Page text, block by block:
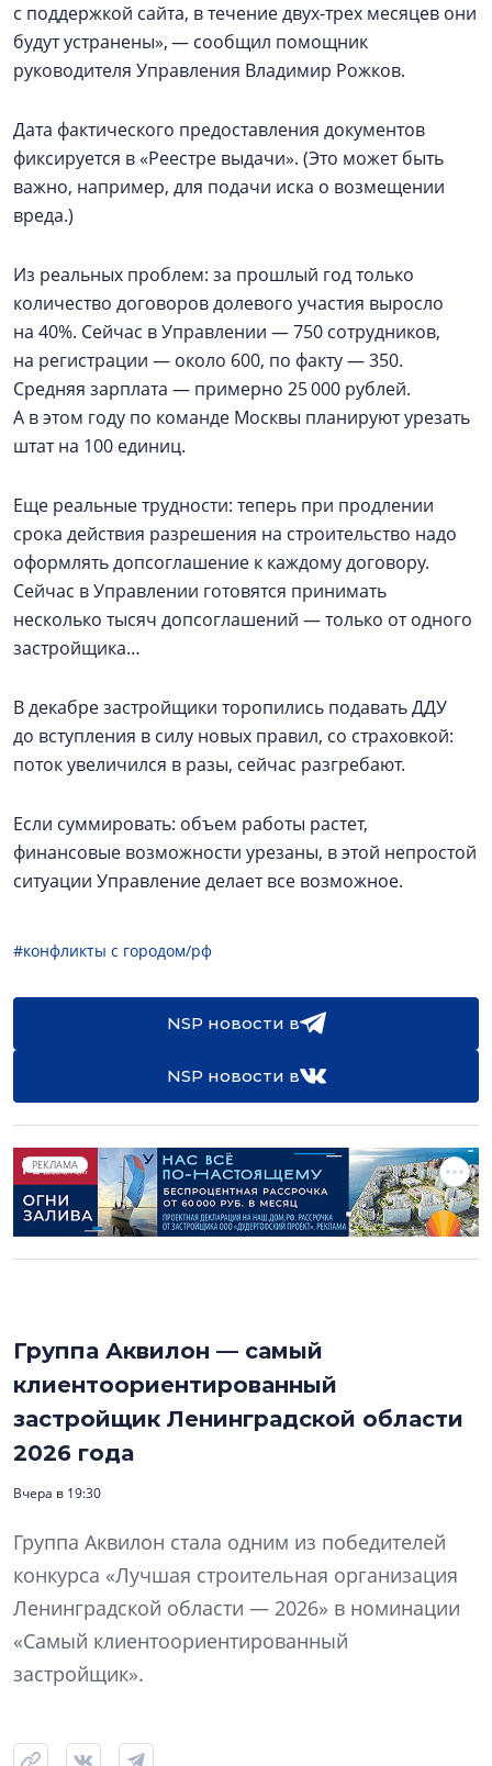
с поддержкой сайта, в течение двух-трех месяцев они
будут устранены», — сообщил помощник
руководителя Управления Владимир Рожков.
Дата фактического предоставления документов
фиксируется в «Реестре выдачи». (Это может быть
важно, например, для подачи иска о возмещении
вреда.)
Из реальных проблем: за прошлый год только
количество договоров долевого участия выросло
на 40%. Сейчас в Управлении — 750 сотрудников,
на регистрации — около 600, по факту — 350.
Средняя зарплата — примерно 25 000 рублей.
А в этом году по команде Москвы планируют урезать
штат на 100 единиц.
Еще реальные трудности: теперь при продлении
срока действия разрешения на строительство надо
оформлять допсоглашение к каждому договору.
Сейчас в Управлении готовятся принимать
несколько тысяч допсоглашений — только от одного
застройщика…
В декабре застройщики торопились подавать ДДУ
до вступления в силу новых правил, со страховкой:
поток увеличился в разы, сейчас разгребают.
Если суммировать: объем работы растет,
финансовые возможности урезаны, в этой непростой
ситуации Управление делает все возможное.
#конфликты с городом/рф
NSP новости в
NSP новости в
РЕКЛАМА
Группа Аквилон — самый
клиентоориентированный
застройщик Ленинградской области
2026 года
Вчера в 19:30
Группа Аквилон стала одним из победителей
конкурса «Лучшая строительная организация
Ленинградской области — 2026» в номинации
«Самый клиентоориентированный
застройщик».